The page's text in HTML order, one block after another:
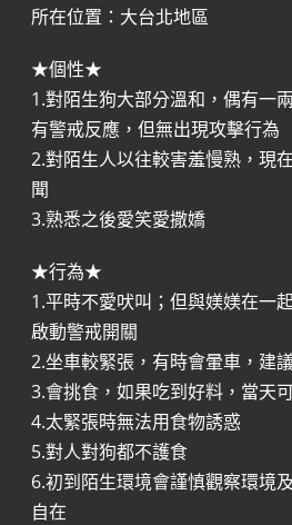
所在位置：大台北地區
★個性★
1.對陌生狗大部分溫和，偶有一
有警戒反應，但無出現攻擊行為
2.對陌生人以往較害羞慢熟，現
聞
3.熟悉之後愛笑愛撒嬌
★行為★
1.平時不愛吠叫；但與媄媄在一
啟動警戒開關
2.坐車較緊張，有時會暈車，建
3.會挑食，如果吃到好料，當天
4.太緊張時無法用食物誘惑
5.對人對狗都不護食
6.初到陌生環境會謹慎觀察環境
自在